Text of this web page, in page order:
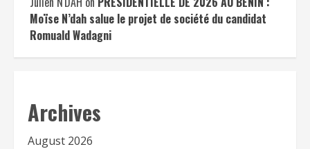
Moïse N’dah salue le projet de société du candidat
Romuald Wadagni
Archives
August 2026